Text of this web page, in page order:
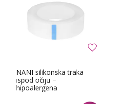
NANI silikonska traka
ispod očiju –
hipoalergena